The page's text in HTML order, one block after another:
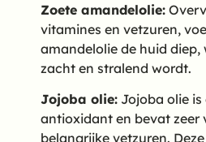
Zoete amandelolie:
vitamines en vetzuren,
amandelolie de huid diep,
zacht en stralend wordt.
Jojoba olie: Jojoba olie
antioxidant en bevat zeer
belangrijke vetzuren.